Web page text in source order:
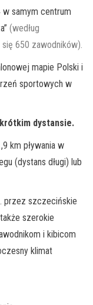
samym centrum
(według
650 zawodników).
mapie Polski i
sportowych w
dystansie.
km pływania w
(dystans długi) lub
przez szczecińskie
szerokie
i kibicom
klimat